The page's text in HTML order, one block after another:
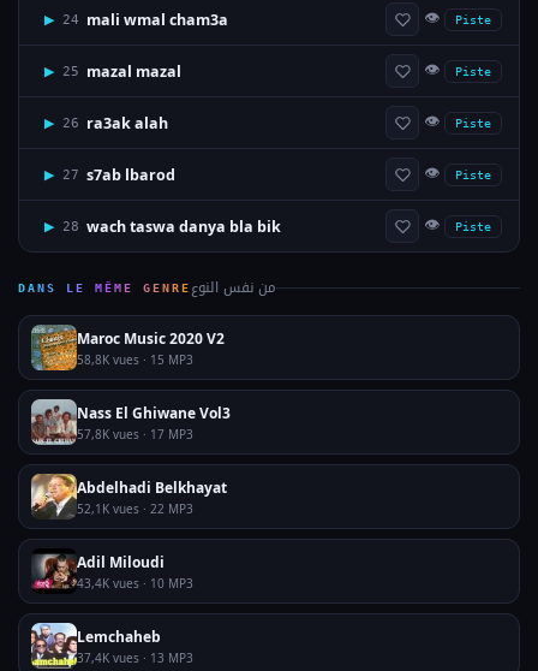
▶ 24 mali wmal cham3a 👁 Piste
▶ 25 mazal mazal 👁 Piste
▶ 26 ra3ak alah 👁 Piste
▶ 27 s7ab lbarod 👁 Piste
▶ 28 wach taswa danya bla bik 👁 Piste
DANS LE MÊME GENRE من نفس النوع
Maroc Music 2020 V2
58,8K vues · 15 MP3
Nass El Ghiwane Vol3
57,8K vues · 17 MP3
Abdelhadi Belkhayat
52,1K vues · 22 MP3
Adil Miloudi
43,4K vues · 10 MP3
Lemchaheb
37,4K vues · 13 MP3